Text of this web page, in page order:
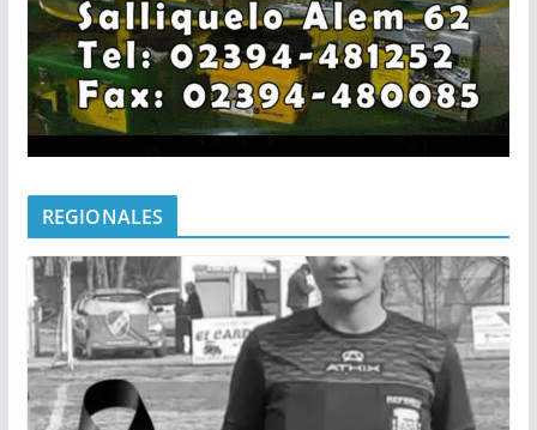
REGIONALES